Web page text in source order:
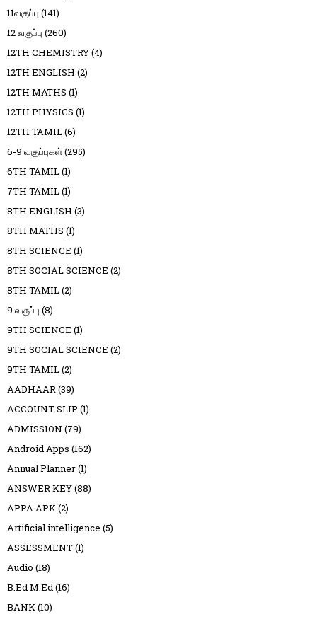
11வகுப்பு (141)
12 வகுப்பு (260)
12TH CHEMISTRY(4)
12TH ENGLISH (2)
12TH MATHS (1)
12TH PHYSICS (1)
12TH TAMIL(6)
6-9 வகுப்புகள்(295)
6TH TAMIL(1)
7TH TAMIL(1)
8TH ENGLISH (3)
8TH MATHS (1)
8TH SCIENCE (1)
8TH SOCIAL SCIENCE (2)
8TH TAMIL(2)
9 வகுப்பு (8)
9TH SCIENCE (1)
9TH SOCIAL SCIENCE (2)
9TH TAMIL(2)
AADHAAR(39)
ACCOUNT SLIP (1)
ADMISSION (79)
Android Apps (162)
Annual Planner(1)
ANSWER KEY(88)
APPA APK(2)
Artificial intelligence (5)
ASSESSMENT(1)
Audio (18)
B.Ed M.Ed(16)
BANK(10)